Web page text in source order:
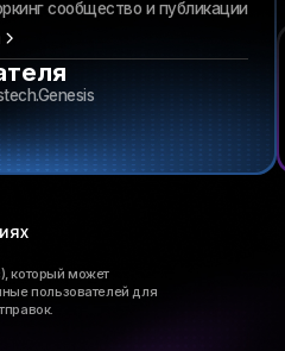
сообщество и публикации
который может
пользователей для